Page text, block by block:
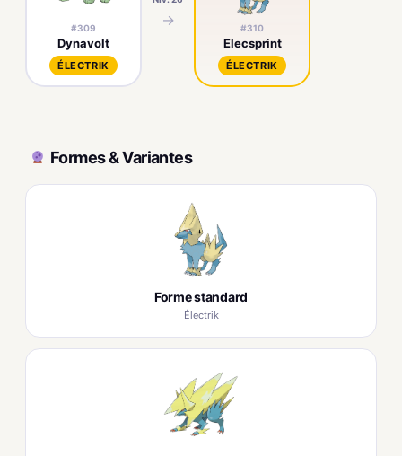
#309
Dynavolt
ÉLECTRIK
→ #310
Elecsprint
ÉLECTRIK
Formes & Variantes
Forme standard
Électrik